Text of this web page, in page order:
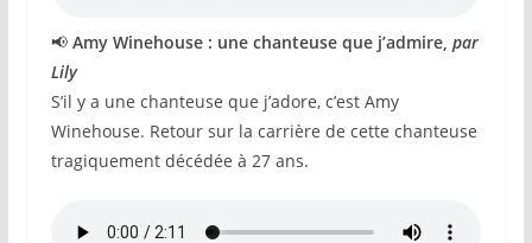
📢 Amy Winehouse : une chanteuse que j’admire, par
Lily
S’il y a une chanteuse que j’adore, c’est Amy
Winehouse. Retour sur la carrière de cette chanteuse
tragiquement décédée à 27 ans.